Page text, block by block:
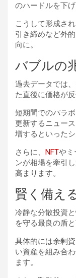
のハードルを下
こうして形成さ
引き締めなど外
向に。
バブルの
過去データでは
た直後に価格が
短期間でのパラ
更新するニュー
増するといった
さらに、 NFTやミ
ンが相場を牽引
高まります。
賢く備え
冷静な分散投資
を守る最良の盾
具体的には余剰
い資産を組み合
ます。